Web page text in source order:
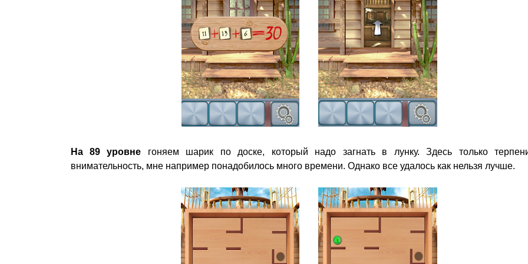
На 89 уровне гоняем шарик по доске, который надо загнать в лунку. Здесь только
внимательность, мне например понадобилось много времени. Однако все удалось как нельзя лучше.